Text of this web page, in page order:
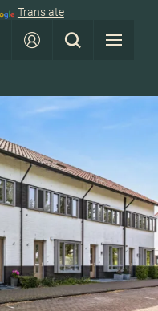
Translate